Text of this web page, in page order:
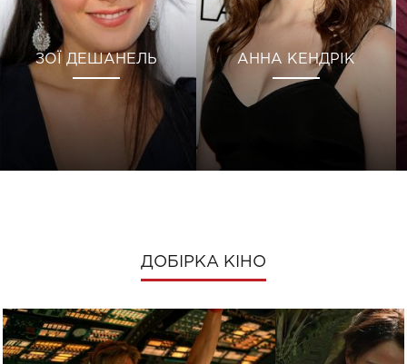
ЗОЇ ДЕШАНЕЛЬ АННА КЕНДРІК
ДОБІРКА КІНО